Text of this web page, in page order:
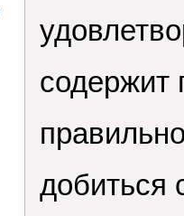
содержит
добиться